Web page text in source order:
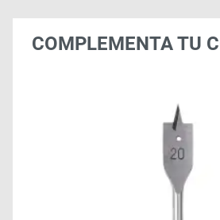
COMPLEMENTA TU